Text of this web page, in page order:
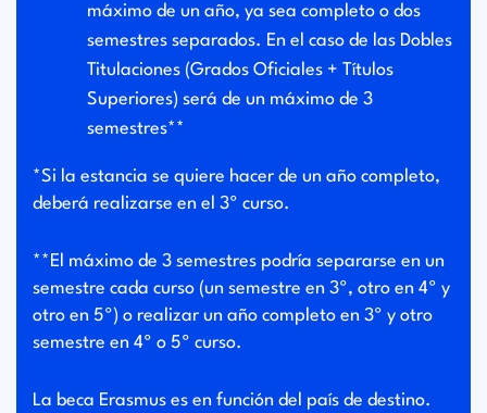
máximo de un año, ya sea completo o dos
semestres separados. En el caso de las Dobles
Titulaciones (Grados Oficiales + Títulos
Superiores) será de un máximo de 3
semestres**
*Si la estancia se quiere hacer de un año completo,
deberá realizarse en el 3º curso.
**El máximo de 3 semestres podría separarse en un
semestre cada curso (un semestre en 3º, otro en 4º y
otro en 5º) o realizar un año completo en 3º y otro
semestre en 4º o 5º curso.
La beca Erasmus es en función del país de destino.